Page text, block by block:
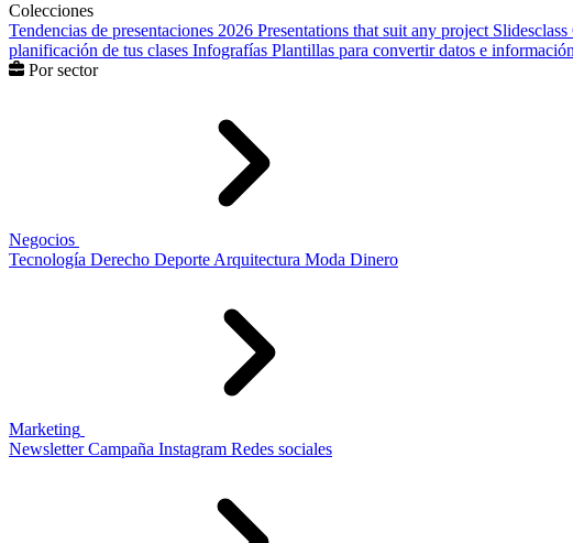
Colecciones
Tendencias de presentaciones 2026 Presentations that suit any project Slidesclass
planificación de tus clases Infografías Plantillas para convertir datos e
Por sector
Negocios
Tecnología Derecho Deporte Arquitectura Moda Dinero
Marketing
Newsletter Campaña Instagram Redes sociales